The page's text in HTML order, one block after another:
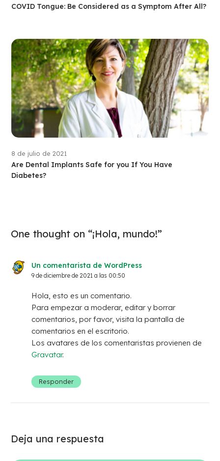
COVID Tongue: Be Considered as a Symptom After All?
8 de julio de 2021
Are Dental Implants Safe for you If You Have
Diabetes?
One thought on “¡Hola, mundo!”
Un comentarista de WordPress
9 de diciembre de 2021 a las 00:50
Hola, esto es un comentario.
Para empezar a moderar, editar y borrar
comentarios, por favor, visita la pantalla de
comentarios en el escritorio.
Los avatares de los comentaristas provienen de
Gravatar.
Responder
Deja una respuesta